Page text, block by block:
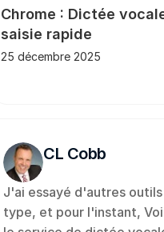
Chrome : Dictée
saisie rapide
25 décembre 2025
CL Cobb
J'ai essayé d'autres
type, et pour l'instant,